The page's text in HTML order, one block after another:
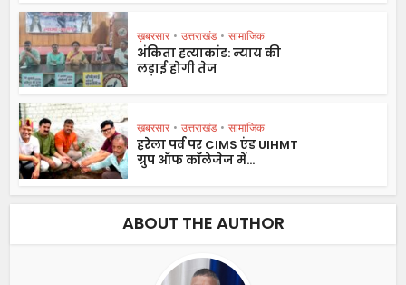
ख़बरसार • उत्तराखंड • सामाजिक
अंकिता हत्याकांड: न्याय की
लड़ाई होगी तेज
ख़बरसार • उत्तराखंड • सामाजिक
हरेला पर्व पर CIMS एंड UIHMT
ग्रुप ऑफ कॉलेजेज में...
ABOUT THE AUTHOR